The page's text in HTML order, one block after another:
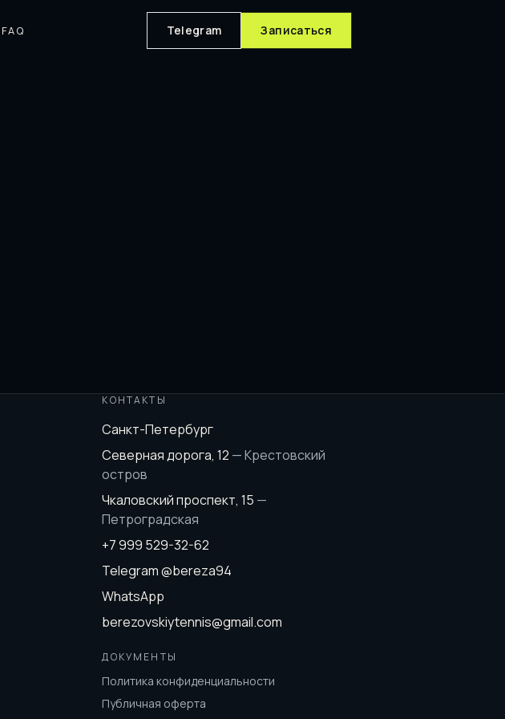
FAQ Telegram Записаться
КОНТАКТЫ
Санкт-Петербург
Северная дорога, 12 —Крестовский
остров
Чкаловский проспект, 15 —
Петроградская
+7 999 529-32-62
Telegram@bereza94
WhatsApp
berezovskiytennis@gmail.com
ДОКУМЕНТЫ
Политика конфиденциальности
Публичная оферта